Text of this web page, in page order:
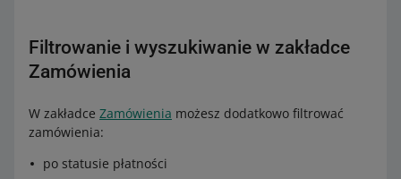
Filtrowanie i wyszukiwanie w zakładce
Zamówienia
W zakładce Zamówienia możesz dodatkowo filtrować
zamówienia:
po statusie płatności